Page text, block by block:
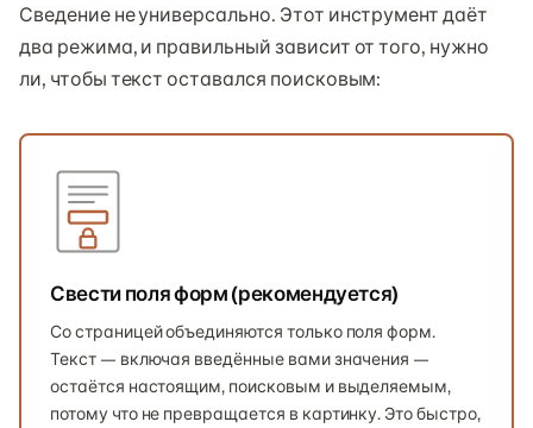
Сведение не универсально. Этот инструмент даёт
два режима, и правильный зависит от того, нужно
ли, чтобы текст оставался поисковым:
Свести поля форм (рекомендуется)
Со страницей объединяются только поля форм.
Текст — включая введённые вами значения —
остаётся настоящим, поисковым и выделяемым,
потому что не превращается в картинку. Это быстро,